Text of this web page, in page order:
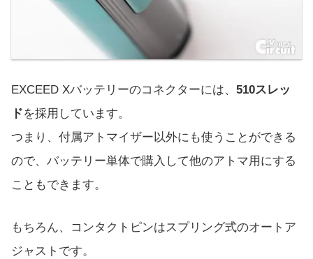
EXCEED Xバッテリーのコネクターには、 510スレッ
ドを採用しています。
つまり、付属アトマイザー以外にも使うことができる
ので、バッテリー単体で購入して他のアトマ用にする
こともできます。
もちろん、コンタクトピンはスプリング式のオートア
ジャストです。